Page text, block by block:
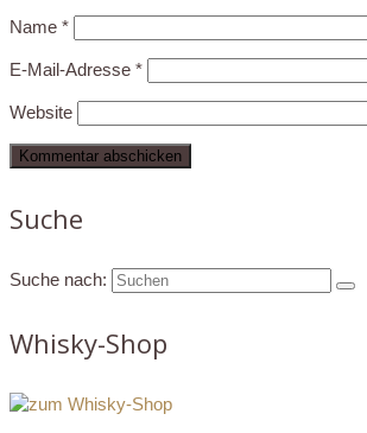
Name *
E-Mail-Adresse *
Website
Suche
Suche nach:
Whisky-Shop